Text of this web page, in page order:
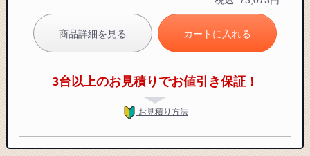
商品詳細を見る カートに入れる
3台以上のお見積りでお値引き保証！
お見積り方法